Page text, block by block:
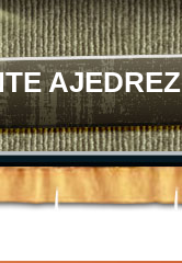
AJEDREZ